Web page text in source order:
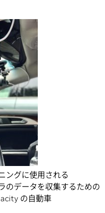
ングに使用される
のデータを収集するための
の自動車